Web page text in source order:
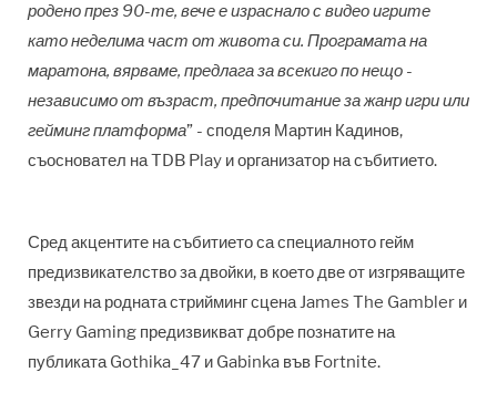
родено през 90-те, вече е израснало с видео игрите
като неделима част от живота си. Програмата на
маратона, вярваме, предлага за всекиго по нещо -
независимо от възраст, предпочитание за жанр игри или
гейминг платформа” - споделя Мартин Кадинов,
съосновател на TDB Play и организатор на събитието.
Сред акцентите на събитието са специалното гейм
предизвикателство за двойки, в което две от изгряващите
звезди на родната стрийминг сцена James The Gambler и
Gerry Gaming предизвикват добре познатите на
публиката Gothika_47 и Gabinka във Fortnite.